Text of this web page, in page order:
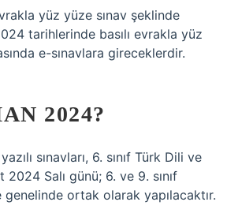
yüz yüze sınav şeklinde
tarihlerinde basılı evrakla yüz
e-sınavlara gireceklerdir.
2024?
sınavları, 6. sınıf Türk Dili ve
Salı günü; 6. ve 9. sınıf
ortak olarak yapılacaktır.